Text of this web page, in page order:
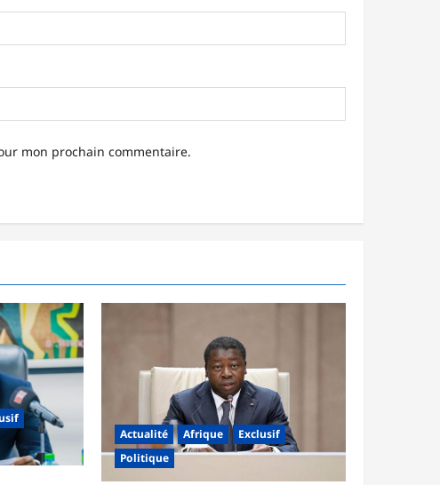
mon prochain commentaire.
Actualité Afrique
Exclusif
Politique